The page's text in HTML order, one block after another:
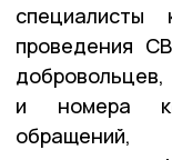
специалисты
проведения
и номера